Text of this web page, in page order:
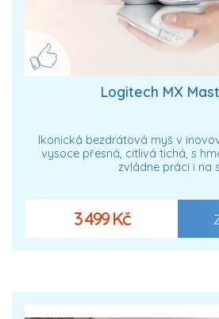
Logitech MX
Ikonická bezdrátová myš v
vysoce přesná, citlivá tichá, s
zvládne práci i na
3 499 Kč